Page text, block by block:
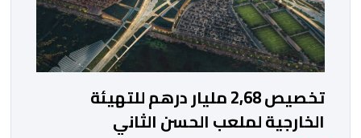
تخصيص 2,68 مليار درهم للتهيئة
الخارجية لملعب الحسن الثاني